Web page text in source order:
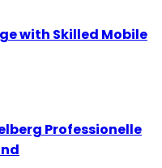
with Skilled Mobile
Professionelle